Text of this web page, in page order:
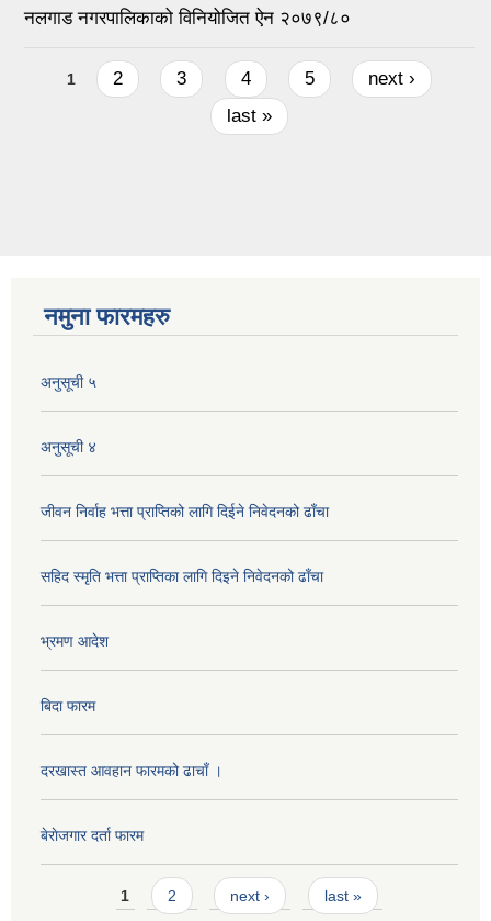
नलगाड नगरपालिकाको विनियोजित ऐन २०७९/८०
Pages
1 2 3 4 5
next ›
last »
नमुना फारमहरु
अनुसूची ५
अनुसूची ४
जीवन निर्वाह भत्ता प्राप्तिको लागि दिईने निवेदनको ढाँचा
सहिद स्मृति भत्ता प्राप्तिका लागि दिइने निवेदनको ढाँचा
भ्रमण आदेश
बिदा फारम
दरखास्त आवहान फारमको ढाचाँ ।
बेराेजगार दर्ता फारम
Pages1 2 next › last »